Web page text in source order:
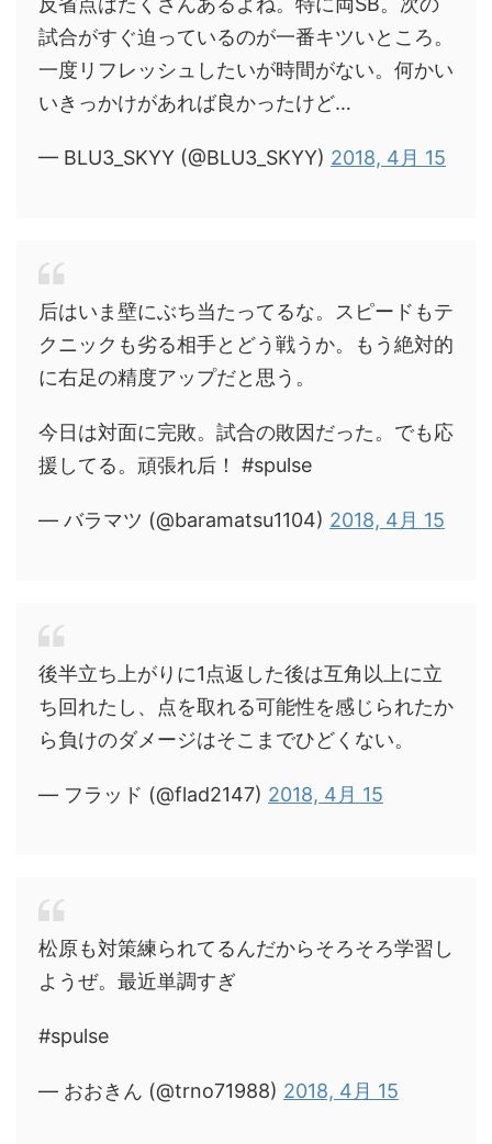
試合がすぐ迫っているのが一番キツいところ。
一度リフレッシュしたいが時間がない。何かい
いきっかけがあれば良かったけど…
— BLU3_SKYY (@BLU3_SKYY) 2018, 4月 15
后はいま壁にぶち当たってるな。スピードもテ
クニックも劣る相手とどう戦うか。もう絶対的
に右足の精度アップだと思う。
今日は対面に完敗。試合の敗因だった。でも応
援してる。頑張れ后！ #spulse
— バラマツ (@baramatsu1104) 2018, 4月 15
後半立ち上がりに1点返した後は互角以上に立
ち回れたし、点を取れる可能性を感じられたか
ら負けのダメージはそこまでひどくない。
— フラッド (@flad2147) 2018, 4月 15
松原も対策練られてるんだからそろそろ学習し
ようぜ。最近単調すぎ
#spulse
— おおきん (@trno71988) 2018, 4月 15